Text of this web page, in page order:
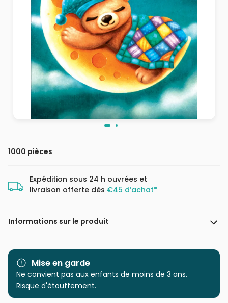
1000 pièces
Expédition sous 24 h ouvrées et
livraison offerte dès €45 d’achat*
Informations sur le produit
Marque Yazz
Catégorie
Puzzles - Planètes, Soleil,
Mise en garde
Ne convient pas aux enfants de moins de 3 ans.
Risque d'étouffement.